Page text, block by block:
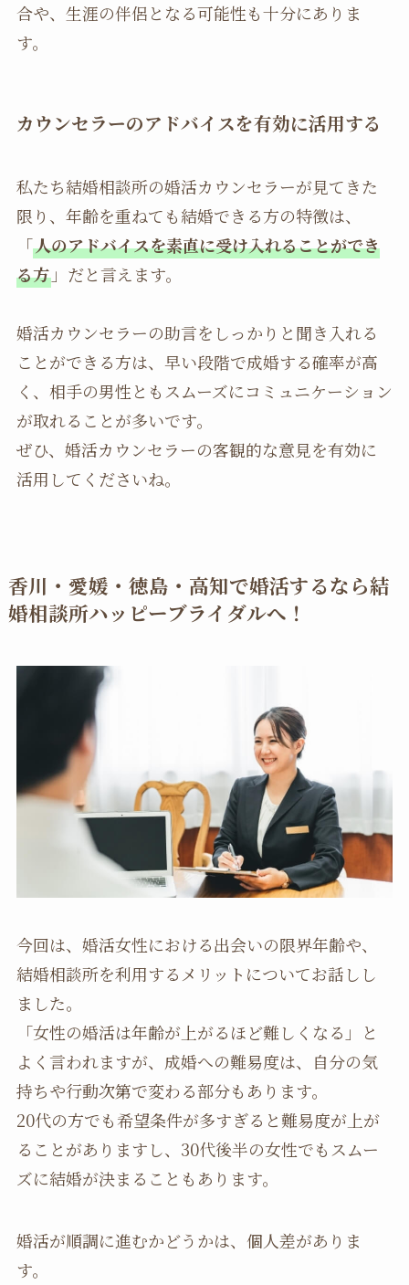
合や、生涯の伴侶となる可能性も十分にありま
す。
カウンセラーのアドバイスを有効に活用する
私たち結婚相談所の婚活カウンセラーが見てきた
限り、年齢を重ねても結婚できる方の特徴は、
「人のアドバイスを素直に受け入れることができ
る方」だと言えます。
婚活カウンセラーの助言をしっかりと聞き入れる
ことができる方は、早い段階で成婚する確率が高
く、相手の男性ともスムーズにコミュニケーション
が取れることが多いです。
ぜひ、婚活カウンセラーの客観的な意見を有効に
活用してくださいね。
香川・愛媛・徳島・高知で婚活するなら結
婚相談所ハッピーブライダルへ！
今回は、婚活女性における出会いの限界年齢や、
結婚相談所を利用するメリットについてお話しし
ました。
「女性の婚活は年齢が上がるほど難しくなる」と
よく言われますが、成婚への難易度は、自分の気
持ちや行動次第で変わる部分もあります。
20代の方でも希望条件が多すぎると難易度が上が
ることがありますし、30代後半の女性でもスムー
ズに結婚が決まることもあります。
婚活が順調に進むかどうかは、個人差がありま
す。